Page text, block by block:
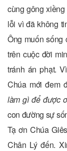
cùng gông
lỗi vì đã không
Ông muốn sống
trên cuộc đời
tránh án phạt.
Chúa mới đem
làm gì để được
con đường sự
Tạ ơn Chúa
Chân Lý đến.